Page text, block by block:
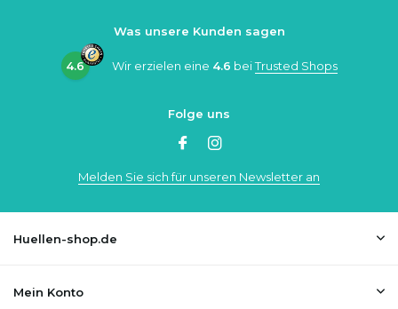
Was unsere Kunden sagen
4.6 Wir erzielen eine 4.6 beiTrusted Shops
Folge uns
Melden Sie sich für unseren Newsletter an
Huellen-shop.de
Mein Konto